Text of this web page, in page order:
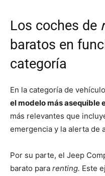
Los coches de
baratos en
categoría
En la categoría de
el modelo más asequible
más relevantes que
emergencia y la alerta de
Por su parte, el Jeep
barato para renting. Este